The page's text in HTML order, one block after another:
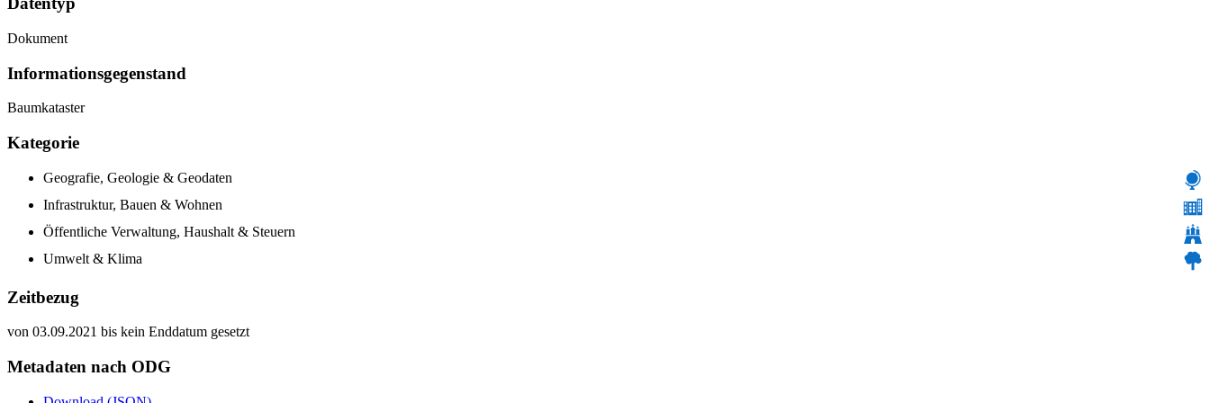
Dokument
Informations­gegenstand
Baumkataster
Kategorie
Geografie, Geologie & Geodaten
Infrastruktur, Bauen & Wohnen
Öffentliche Verwaltung, Haushalt & Steuern
Umwelt & Klima
Zeitbezug
von 03.09.2021 bis kein Enddatum gesetzt
Metadaten nach ODG